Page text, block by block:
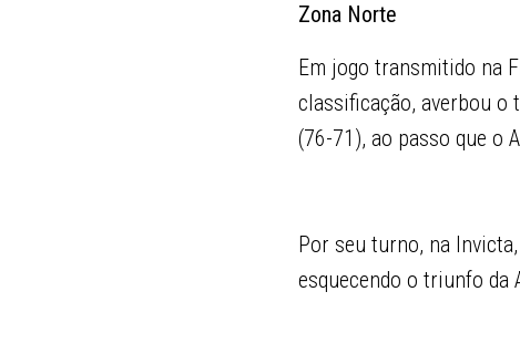
Zona Norte
Em jogo transmitido na
classificação, averbou o
(76-71), ao passo que o
Por seu turno, na
esquecendo o triunfo da